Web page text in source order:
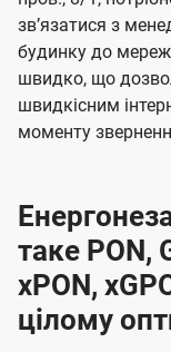
звʼязатися з
будинку до
швидко, що
швидкісним
моменту
таке PON,
xPON,
цілому